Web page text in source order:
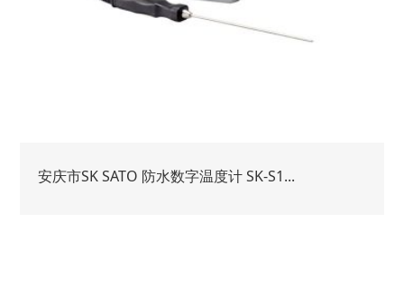
安庆市SK SATO 防水数字温度计 SK-S1...